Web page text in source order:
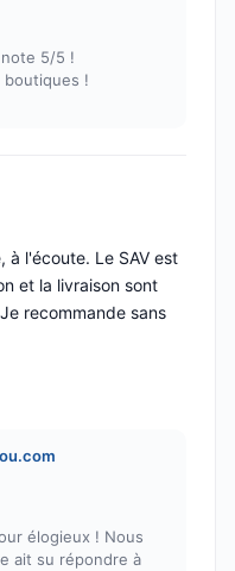
5/5 !
boutiques !
à l'écoute. Le SAV est
et la livraison sont
recommande sans
élogieux ! Nous
ait su répondre à